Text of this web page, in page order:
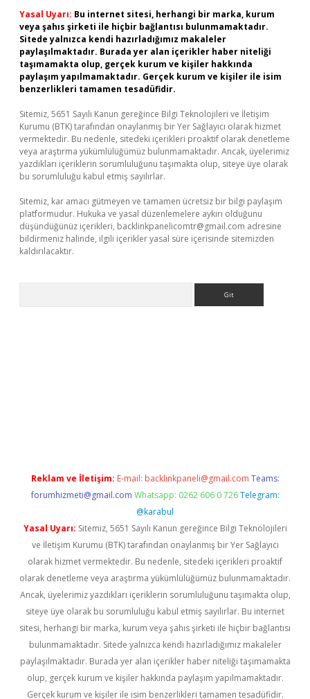
Yasal Uyarı: Bu internet sitesi, herhangi bir marka, kurum
veya şahıs şirketi ile hiçbir bağlantısı bulunmamaktadır.
Sitede yalnızca kendi hazırladığımız makaleler
paylaşılmaktadır. Burada yer alan içerikler haber niteliği
taşımamakta olup, gerçek kurum ve kişiler hakkında
paylaşım yapılmamaktadır. Gerçek kurum ve kişiler ile isim
benzerlikleri tamamen tesadüfidir.
Sitemiz, 5651 Sayılı Kanun gereğince Bilgi Teknolojileri ve İletişim
Kurumu (BTK) tarafından onaylanmış bir Yer Sağlayıcı olarak hizmet
vermektedir. Bu nedenle, sitedeki içerikleri proaktif olarak denetleme
veya araştırma yükümlülüğümüz bulunmamaktadır. Ancak, üyelerimiz
yazdıkları içeriklerin sorumluluğunu taşımakta olup, siteye üye olarak
bu sorumluluğu kabul etmiş sayılırlar.
Sitemiz, kar amacı gütmeyen ve tamamen ücretsiz bir bilgi paylaşım
platformudur. Hukuka ve yasal düzenlemelere aykırı olduğunu
düşündüğünüz içerikleri, backlinkpanelicomtr@gmail.com adresine
bildirmeniz halinde, ilgili içerikler yasal süre içerisinde sitemizden
kaldırılacaktır.
Reklam ve İletişim: E-mail: backlinkpaneli@gmail.com Teams:
forumhizmeti@gmail.com Whatsapp: 0262 606 0 726 Telegram:
@karabul
Yasal Uyarı: Sitemiz, 5651 Sayılı Kanun gereğince Bilgi Teknolojileri
ve İletişim Kurumu (BTK) tarafından onaylanmış bir Yer Sağlayıcı
olarak hizmet vermektedir. Bu nedenle, sitedeki içerikleri proaktif
olarak denetleme veya araştırma yükümlülüğümüz bulunmamaktadır.
Ancak, üyelerimiz yazdıkları içeriklerin sorumluluğunu taşımakta olup,
siteye üye olarak bu sorumluluğu kabul etmiş sayılırlar. Bu internet
sitesi, herhangi bir marka, kurum veya şahıs şirketi ile hiçbir bağlantısı
bulunmamaktadır. Sitede yalnızca kendi hazırladığımız makaleler
paylaşılmaktadır. Burada yer alan içerikler haber niteliği taşımamakta
olup, gerçek kurum ve kişiler hakkında paylaşım yapılmamaktadır.
Gerçek kurum ve kişiler ile isim benzerlikleri tamamen tesadüfidir.